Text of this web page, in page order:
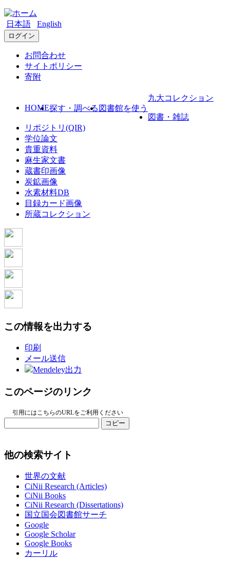
日本語 English
ログイン
お問合わせ
サイトポリシー
寄附
HOME探す・調べる 図書館を使う
九大コレクション
図書・雑誌
リポジトリ(QIR)
学位論文
貴重資料
麻生家文書
蔵書印画像
炭鉱画像
水素材料DB
目録カード画像
所蔵コレクション
この情報を出力する
印刷
メール送信
Mendeley出力
このページのリンク
引用にはこちらのURLをご利用ください
コピー
他の検索サイト
世界の文献
CiNii Research (Articles)
CiNii Books
CiNii Research (Dissertations)
国立国会図書館サーチ
Google
Google Scholar
Google Books
カーリル